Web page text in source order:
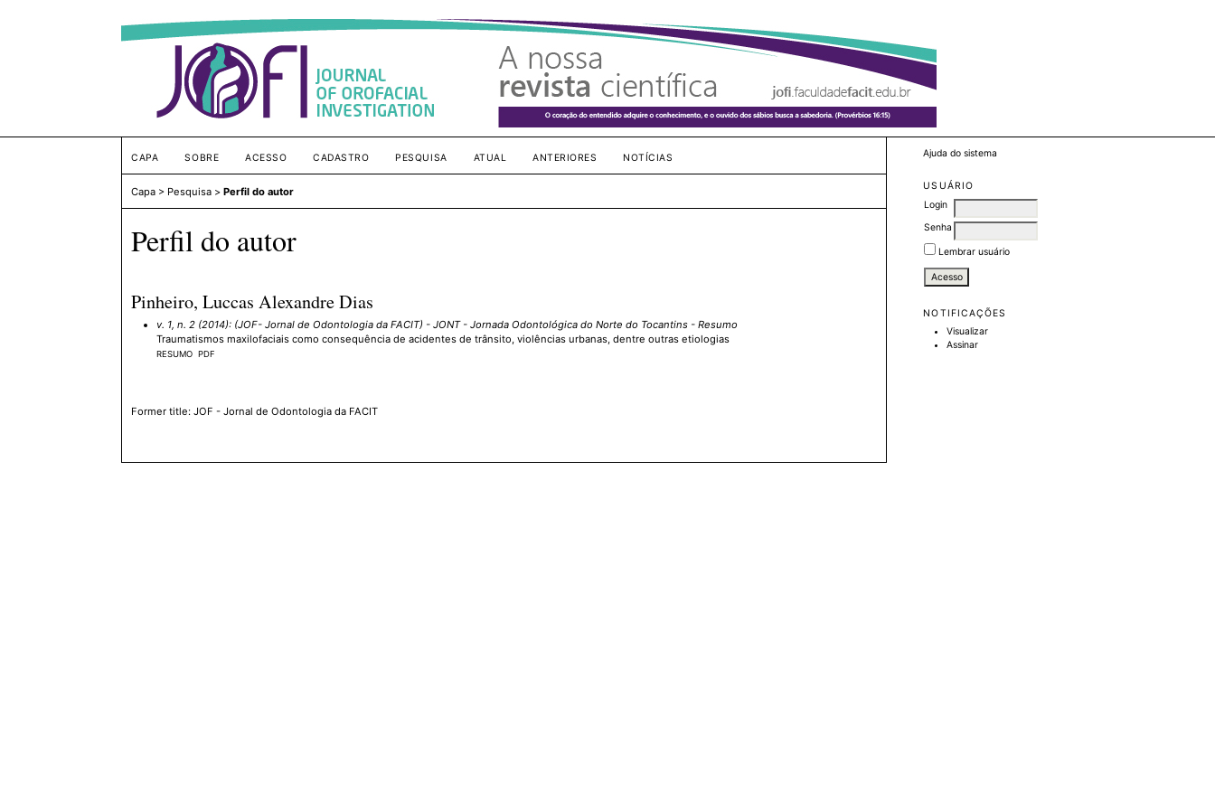
Ajuda do sistema
USUÁRIO
Login
Senha
Lembrar usuário
NOTIFICAÇÕES
Visualizar
Assinar
CAPA SOBRE ACESSO CADASTRO PESQUISA ATUAL ANTERIORES NOTÍCIAS
Capa > Pesquisa >Perfil do autor
Perfil do autor
Pinheiro, Luccas Alexandre Dias
v. 1, n. 2 (2014): (JOF- Jornal de Odontologia da FACIT) - JONT - Jornada Odontológica do Norte do Tocantins - Resumo
Traumatismos maxilofaciais como consequência de acidentes de trânsito, violências urbanas, dentre outras etiologias
RESUMO PDF
Former title: JOF - Jornal de Odontologia da FACIT